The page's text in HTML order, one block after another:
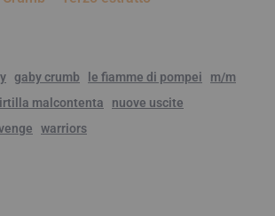
gaby crumb le fiamme di pompei
m/m
malcontenta
nuove uscite
warriors